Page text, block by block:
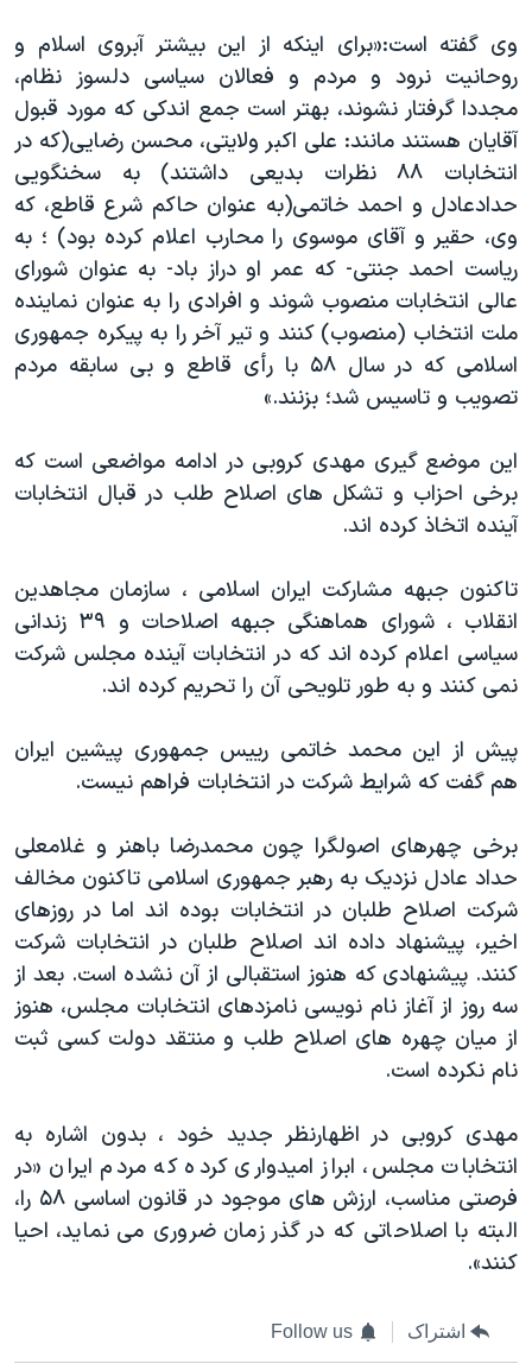
وی گفته است:«برای اینکه از این بیشتر آبروی اسلام و
روحانیت نرود و مردم و فعالان سیاسی دلسوز نظام،
مجددا گرفتار نشوند، بهتر است جمع اندکی که مورد قبول
آقایان هستند مانند: علی اکبر ولایتی، محسن رضایی(که در
انتخابات ۸۸ نظرات بدیعی داشتند) به سخنگویی
حدادعادل و احمد خاتمی(به عنوان حاکم شرع قاطع، که
وی، حقیر و آقای موسوی را محارب اعلام کرده بود) ؛ به
ریاست احمد جنتی- که عمر او دراز باد- به عنوان شورای
عالی انتخابات منصوب شوند و افرادی را به عنوان نماینده
ملت انتخاب (منصوب) کنند و تیر آخر را به پیکره جمهوری
اسلامی که در سال ۵۸ با رأی قاطع و بی سابقه مردم
تصویب و تاسیس شد؛ بزنند.»
این موضع گیری مهدی کروبی در ادامه مواضعی است که
برخی احزاب و تشکل های اصلاح طلب در قبال انتخابات
آینده اتخاذ کرده اند.
تاکنون جبهه مشارکت ايران اسلامی ، سازمان مجاهدين
انقلاب ، شورای هماهنگی جبهه اصلاحات و ۳۹ زندانی
سياسی اعلام کرده اند که در انتخابات آینده مجلس شرکت
نمی کنند و به طور تلويحی آن را تحريم کرده اند.
پیش از این محمد خاتمی رییس جمهوری پیشین ایران
هم گفت که شرایط شرکت در انتخابات فراهم نیست.
برخی چهرهای اصولگرا چون محمدرضا باهنر و غلامعلی
حداد عادل نزدیک به رهبر جمهوری اسلامی تاکنون مخالف
شرکت اصلاح طلبان در انتخابات بوده اند اما در روزهای
اخیر، پیشنهاد داده اند اصلاح طلبان در انتخابات شرکت
کنند. پیشنهادی که هنوز استقبالی از آن نشده است. بعد از
سه روز از آغاز نام نویسی نامزدهای انتخابات مجلس، هنوز
از میان چهره های اصلاح طلب و منتقد دولت کسی ثبت
نام نکرده است.
مهدی کروبی در اظهارنظر جدید خود ، بدون اشاره به
انتخابات مجلس، ابراز امیدواری کرده که مردم ايران «در
فرصتی مناسب، ارزش های موجود در قانون اساسی ۵۸ را،
البته با اصلاحاتی که در گذر زمان ضروری می نمايد، احيا
کنند».
اشتراک Follow us